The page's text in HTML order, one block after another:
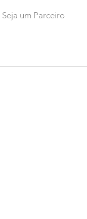
Seja um Parceiro